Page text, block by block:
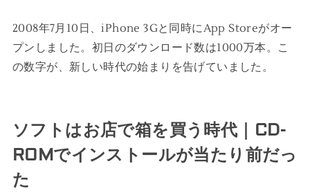
2008年7月10日、iPhone 3Gと同時にApp Storeがオー
プンしました。初日のダウンロード数は1000万本。こ
の数字が、新しい時代の始まりを告げていました。
ソフトはお店で箱を買う時代｜CD-
ROMでインストールが当たり前だっ
た